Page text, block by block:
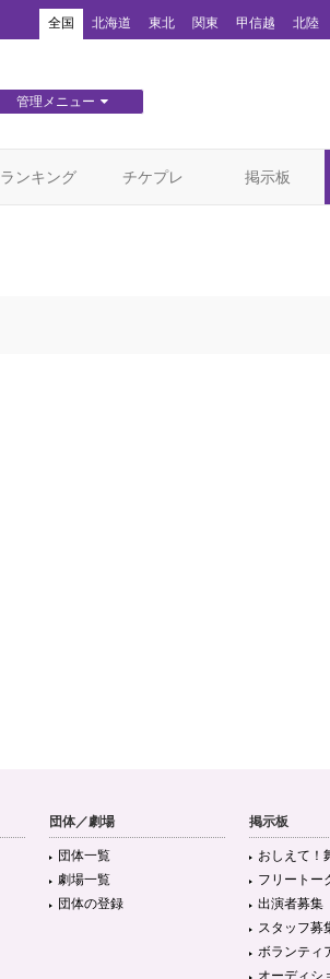
全国 北海道 東北 関東 甲信越 北陸
管理メニュー
ランキング チケプレ 掲示板
団体／劇場
団体一覧
劇場一覧
団体の登録
掲示板
おしえて！
フリートー
出演者募集
スタッフ募
ボランティ
オーディシ